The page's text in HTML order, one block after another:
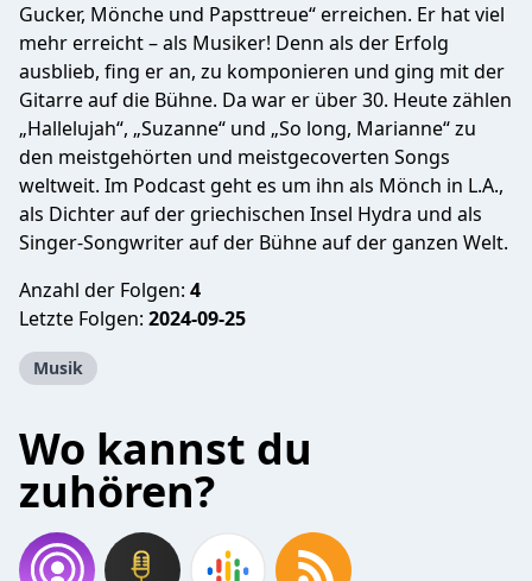
Gucker, Mönche und Papsttreue“ erreichen. Er hat viel
mehr erreicht – als Musiker! Denn als der Erfolg
ausblieb, fing er an, zu komponieren und ging mit der
Gitarre auf die Bühne. Da war er über 30. Heute zählen
„Hallelujah“, „Suzanne“ und „So long, Marianne“ zu
den meistgehörten und meistgecoverten Songs
weltweit. Im Podcast geht es um ihn als Mönch in L.A.,
als Dichter auf der griechischen Insel Hydra und als
Singer-Songwriter auf der Bühne auf der ganzen Welt.
Anzahl der Folgen: 4
Letzte Folgen: 2024-09-25
Musik
Wo kannst du
zuhören?